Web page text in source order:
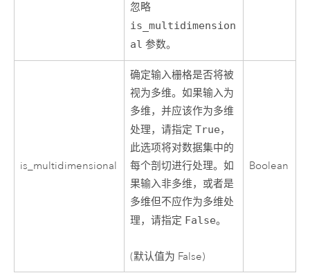
忽略
is_multidimension
al 参数。
is_multidimensional
确定输入栅格是否将被
视为多维。如果输入为
多维，并应该作为多维
处理，请指定True，
此选项将对数据集中的
每个剖切进行处理。如
果输入非多维，或者是
多维但不应作为多维处
理，请指定 False。
(默认值为 False)
Boolean